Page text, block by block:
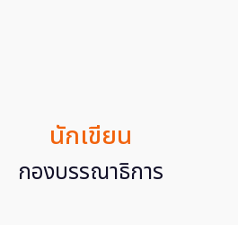
นักเขียน
กองบรรณาธิการ